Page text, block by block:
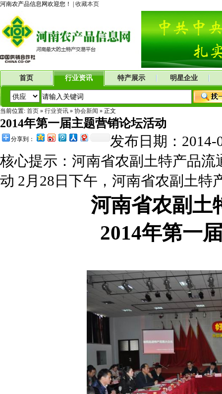
河南农产品信息网欢迎您！ | 收藏本页
首页 行业资讯 特产展示 明星企业
当前位置: 首页 » 行业资讯 » 协会新闻 » 正文
2014年第一届主题营销论坛活动
分享到：
发布日期：
核心提示：河南省农副土特产品
动 2月28日下午，河南省农副土特
河南省农副土
2014年第一